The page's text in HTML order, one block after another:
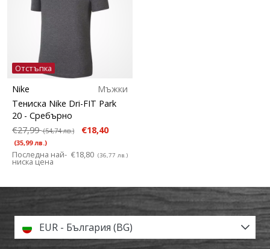
Отстъпка
Nike
Мъжки
Тениска Nike Dri-FIT Park
20 - Сребърно
€27,99(54,74 лв.) €18,40
(35,99 лв.)
Последна най-
ниска цена
€18,80 (36,77 лв.)
EUR - България (BG)